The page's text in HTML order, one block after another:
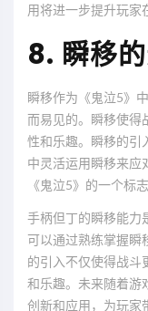
用将进一步提升玩家
8. 瞬移
瞬移作为《鬼泣5》
而易见的。瞬移使得
性和乐趣。瞬移的引
中灵活运用瞬移来应
《鬼泣5》的一个标
手柄但丁的瞬移能力
可以通过熟练掌握瞬
的引入不仅使得战斗
和乐趣。未来随着游
创新和应用，为玩家